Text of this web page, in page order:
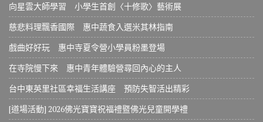
向星雲大師學習 小學生首創〈十修歌〉藝術展
慈悲料理飄香國際 惠中蔬食入選米其林指南
戲曲好好玩 惠中寺夏令營小學員粉墨登場
在寺院慢下來 惠中青年體驗營尋回內心的主人
台中東英里社區幸福生活講座 預防失智活出精彩
[道場活動] 2026佛光寶寶祝福禮暨佛光兒童開學禮